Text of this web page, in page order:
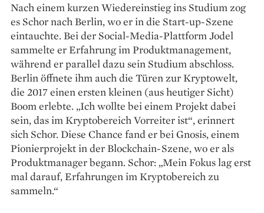
Nach einem kurzen Wieder­einstieg ins Studium zog
es Schor nach Berlin, wo er in die Start-up-Szene
eintauchte. Bei der Social-Media-Plattform Jodel
sammelte er Erfahrung im Produktmanagement,
während er parallel dazu sein Studium abschloss.
Berlin öffnete ihm auch die Türen zur Kryptowelt,
die 2017 einen ersten kleinen (aus heutiger Sicht)
Boom erlebte. „Ich wollte bei einem Projekt dabei
sein, das im Kryptobereich Vorreiter ist“, erinnert
sich Schor. Diese Chance fand er bei Gnosis, einem
Pionierprojekt in der Blockchain-Szene, wo er als
Produktmanager begann. Schor: „Mein Fokus lag erst
mal darauf, Erfahrungen im Kryptobereich zu
sammeln.“